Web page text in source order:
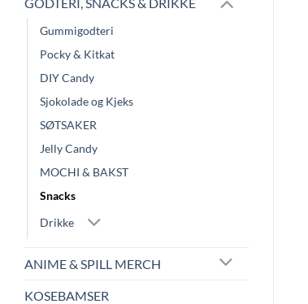
Gummigodteri
Pocky & Kitkat
DIY Candy
Sjokolade og Kjeks
SØTSAKER
Jelly Candy
MOCHI & BAKST
Snacks
Drikke
ANIME & SPILL MERCH
KOSEBAMSER